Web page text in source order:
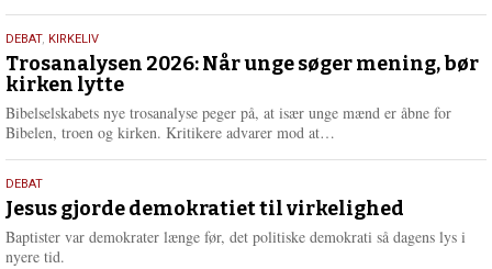
e
2.
juni
2026
DEBAT, KIRKELIV
Trosanalysen 2026: Når unge søger mening, bør
kirken lytte
Bibelselskabets nye trosanalyse peger på, at især unge mænd er åbne for
Bibelen, troen og kirken. Kritikere advarer mod at…
e
r
18.
maj
2026
DEBAT
Jesus gjorde demokratiet til virkelighed
Baptister var demokrater længe før, det politiske demokrati så dagens lys i
nyere tid.